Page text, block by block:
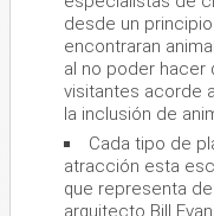
desde un
encontraran
al no poder hacer
visitantes acorde
la inclusión de
Cada tipo de
atracción esta
que representa
arquitecto Bill